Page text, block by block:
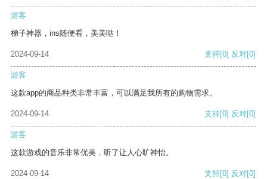
游客
梯子神器，ins随便看，美美哒！
2024-09-14 支持[0] 反对[0]
游客
这款app的商品种类非常丰富，可以满足我所有的购物需求。
2024-09-14 支持[0] 反对[0]
游客
这款游戏的音乐非常优美，听了让人心旷神怡。
2024-09-14 支持[0] 反对[0]